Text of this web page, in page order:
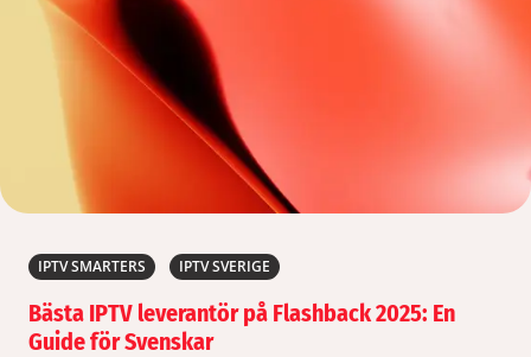
IPTV SMARTERS IPTV SVERIGE
Bästa IPTV leverantör på Flashback 2025: En
Guide för Svenskar